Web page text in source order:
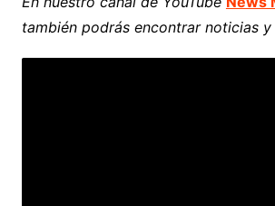
también podrás encontrar noticias